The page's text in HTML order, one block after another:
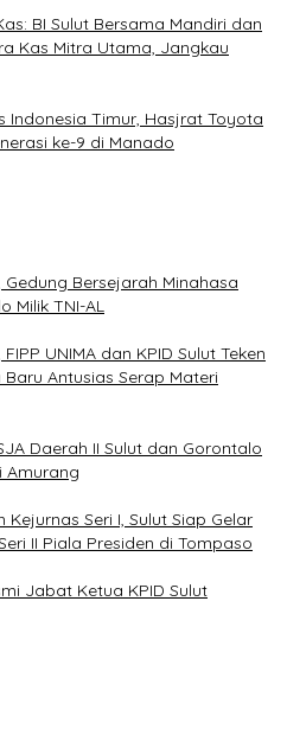
BI Sulut Bersama Mandiri dan
Kas Mitra Utama, Jangkau
Indonesia Timur, Hasjrat Toyota
ke-9 di Manado
Bersejarah Minahasa
Milik TNI-AL
UNIMA dan KPID Sulut Teken
Antusias Serap Materi
Daerah II Sulut dan Gorontalo
Amurang
Seri I, Sulut Siap Gelar
II Piala Presiden di Tompaso
Jabat Ketua KPID Sulut